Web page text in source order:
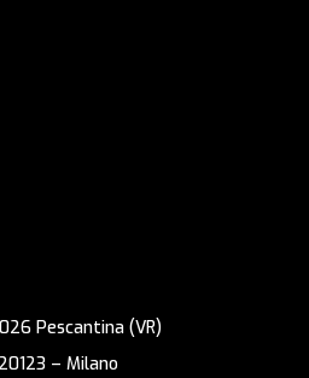
Pescantina (VR)
– Milano